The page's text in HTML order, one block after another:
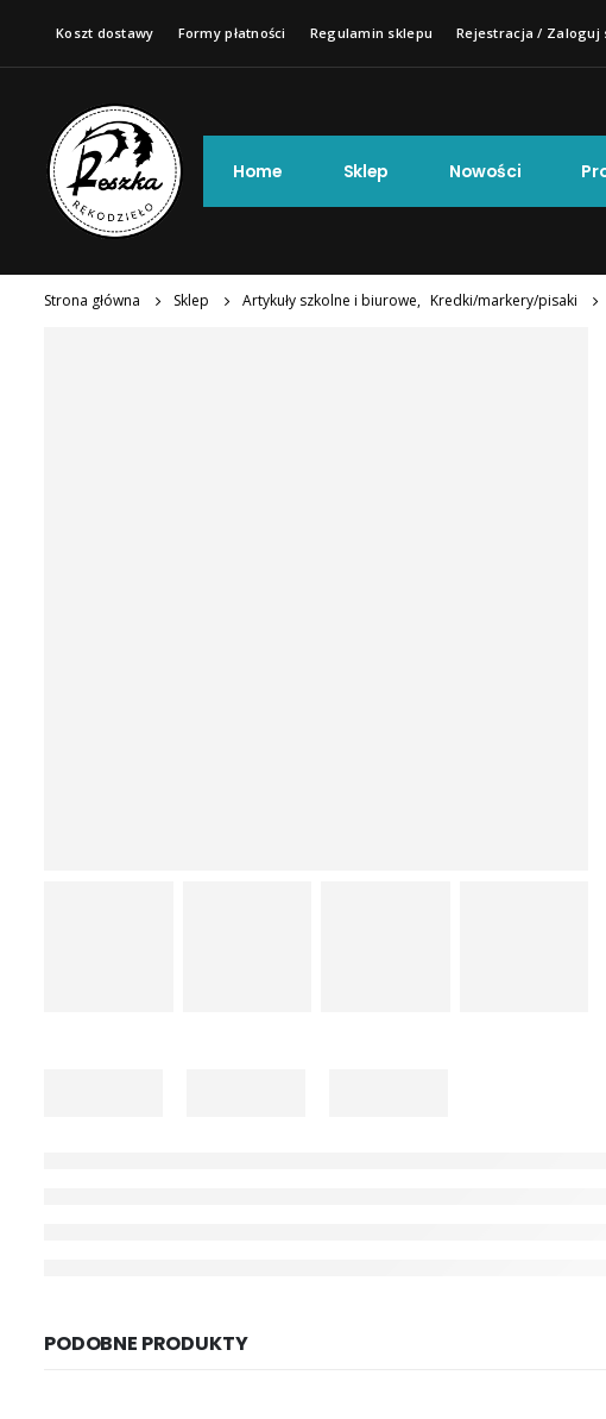
Koszt dostawy Formy płatności Regulamin sklepu Rejestracja / Zaloguj
Home Sklep Nowości
Strona główna Sklep Artykuły szkolne i biurowe, Kredki/markery/pisaki
PODOBNE PRODUKTY